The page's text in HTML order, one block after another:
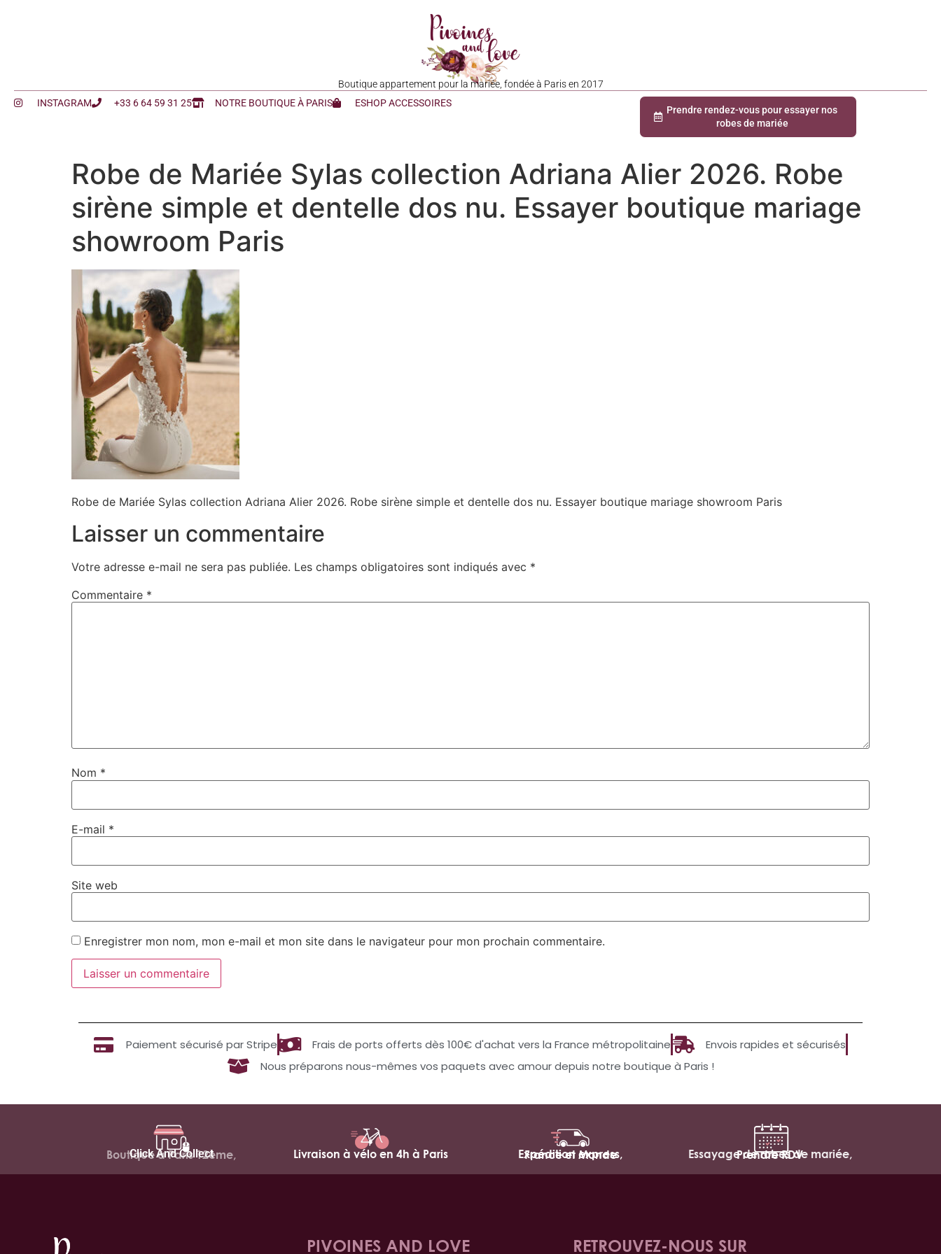
Boutique appartement pour la mariée, fondée à Paris en 2017
INSTAGRAM
+33 6 64 59 31 25 NOTRE BOUTIQUE À PARIS ESHOP ACCESSOIRES
Prendre rendez-vous pour essayer nos
robes de mariée
Robe de Mariée Sylas collection Adriana Alier 2026. Robe
sirène simple et dentelle dos nu. Essayer boutique mariage
showroom Paris
Robe de Mariée Sylas collection Adriana Alier 2026. Robe sirène simple et dentelle dos nu. Essayer boutique mariage showroom Paris
Laisser un commentaire
Votre adresse e-mail ne sera pas publiée. Les champs obligatoires sont indiqués avec *
Commentaire *
Nom *
E-mail *
Site web
Enregistrer mon nom, mon e-mail et mon site dans le navigateur pour mon prochain commentaire.
Paiement sécurisé par Stripe Frais de ports offerts dès 100€ d'achat vers la France métropolitaine
Envois rapides et sécurisés
Nous préparons nous-mêmes vos paquets avec amour depuis notre boutique à Paris !
Click And Collect
Boutique à Paris 12ème, Livraison à vélo en 4h à Paris Expédition express,
France et Monde Essayage de robes de mariée,
Prendre RDV
PIVOINES AND LOVE RETROUVEZ-NOUS SUR